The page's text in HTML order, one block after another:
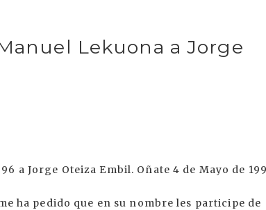
Lekuona a Jorge
a Jorge Oteiza Embil. Oñate 4 de Mayo de
ha pedido que en su nombre les participe de